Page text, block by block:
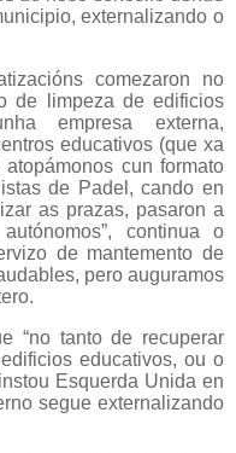
externalizando o
comezaron no
de limpeza de edificios
empresa externa,
educativos (que xa
atopámonos cun formato
de Padel, cando en
as prazas, pasaron a
continua o
de mantemento de
pero auguramos
“no tanto de recuperar
educativos, ou o
Esquerda Unida en
segue externalizando